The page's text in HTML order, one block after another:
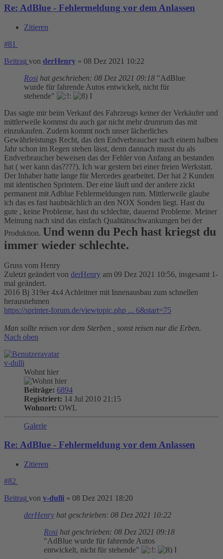
Re: AdBlue - Fehlermeldung vor dem Anlassen
Zitieren
#81
Beitrag von derHenry » 08 Dez 2021 10:22
Rosi hat geschrieben: 08 Dez 2021 09:18 "AdBlue
wurde für fahrende Autos entwickelt, nicht für
stehende"
I
Das sagte mir beim Verkauf des Fahrzeugs keiner der Verkäufer und
mittlerweile kommst du auch gar nicht mehr drumrum das mit
einzukaufen. Zudem kommt noch unser lächerliches
Gewährleistungs Recht, das den Endverbraucher nach einem halben
Jahr schon im Regen stehen lässt, denn dannach musst du als
Endverbraucher beweisen das der Fehler von Anfang an bestanden
hat ( wer kann das????). Ich war gestern bei einer freien Werkstatt.
Der Inhaber hatte lange für Mercedes gearbeitet. Der hat 2 Kunden
mit identischen Sprintern. Der eine läuft und der andere zickt
permanent mit Adblue Fehlermeldungen rum. Mittlerweile glaube
ich das es fast haubtsächlich an den NOX Sonden liegt. Hast du
gute , keine Probleme, hast du schlechte, dauernd Probleme. Meiner
Meinung nach sind das einfach Qualitätsschwankungen bei der
Produktion. Und wenn du Pech hast kriegst du
immer wieder schlechte.
Gruss vom Henry
Zuletzt geändert von derHenry am 09 Dez 2021 10:56, insgesamt 1-
mal geändert.
2016 Bj 319er 4x4 Achleitner mit Innenausbau zum schnellen
herausnehmen
https://sprinter-forum.de/viewtopic.php ... 6&start=75
Man sollte reisen vor dem Sterben , sonst reisen nur die Erben.
Nach oben
v-dulli
Wohnt hier
Beiträge: 6894
Registriert: 14 Jul 2010 21:15
Wohnort: OWL
Galerie
Re: AdBlue - Fehlermeldung vor dem Anlassen
Zitieren
#82
Beitrag von v-dulli » 08 Dez 2021 18:20
derHenry hat geschrieben: 08 Dez 2021 10:22
Rosi hat geschrieben: 08 Dez 2021 09:18
"AdBlue wurde für fahrende Autos
entwickelt, nicht für stehende"
I